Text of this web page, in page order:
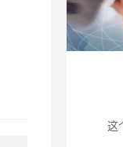
这